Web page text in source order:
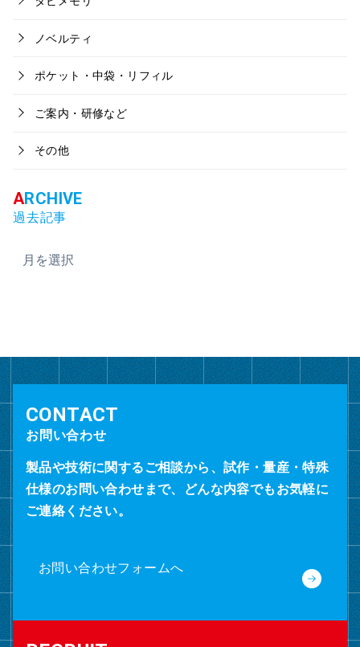
ノベルティ
ポケット・中袋・リフィル
ご案内・研修など
その他
過去記事
ー
お問い合わせ
製品や技術に関するご相談から、試作・量産・特殊
仕様のお問い合わせまで、どんな内容でもお気軽に
ご連絡ください。
お問い合わせフォームへ